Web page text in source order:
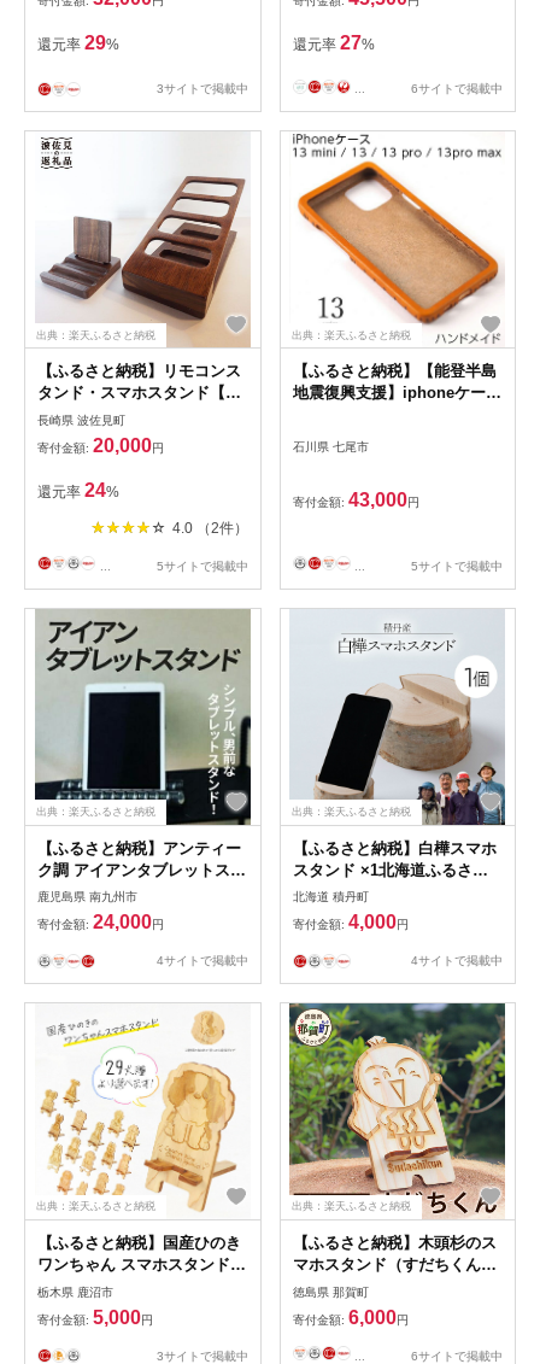
付き 栃木レザー 本革 リッキ
還元率 29%
3サイトで掲載中
辺機器 オーディオ周辺機器
PC テレワーク 在宅ワーク リ
モート 城下工業 信州 長野
【 上田市 】 [№5312-0597]
還元率 27%
... 6サイトで掲載中
出典：楽天ふるさと納税
【ふるさと納税】リモコンス
タンド・スマホスタンド【木
の工房あんくるうっど】
長崎県 波佐見町
寄付金額: 20,000円
還元率 24%
4.0 （2件）
5サイトで掲載中
出典：楽天ふるさと納税
【ふるさと納税】【能登半島
地震復興支援】iphoneケー
mini / 13 / 13 pro / 13pro
max≪シンプル 牛革 手作り
石川県 七尾市
寄付金額: 43,000円
5サイトで掲載中
出典：楽天ふるさと納税
【ふるさと納税】アンティー
ク調 アイアンタブレットスタ
ンド【1186040】
鹿児島県 南九州市
寄付金額: 24,000円
4サイトで掲載中
出典：楽天ふるさと納税
【ふるさと納税】白樺スマホ
スタンド ×1北海道ふるさと
納税 積丹町 ふるさと納税 雑
貨 日用品 インテリア 木製 白
樺 民芸品 スマホ立て スタン
ド
北海道 積丹町
寄付金額: 4,000円
4サイトで掲載中
出典：楽天ふるさと納税
【ふるさと納税】国産ひのき
ワンちゃん スマホスタンド
全29種 | 犬 木製 ひのき 卓上
スタンド スマホ 栃木県 鹿沼
市 ※沖縄・離島への配送不可
栃木県 鹿沼市
寄付金額: 5,000円
3サイトで掲載中
出典：楽天ふるさと納税
【ふるさと納税】木頭杉のス
マホスタンド（すだちくん）
NW-20-1【徳島県 那賀町 木
頭杉 スマホスタンド 木材活
用 スマホ スマートフォン 持
ち運び 自撮り ウェブ会議 ド
徳島県 那賀町
寄付金額: 6,000円
6サイトで掲載中